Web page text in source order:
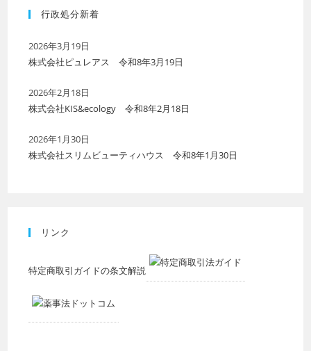
行政処分新着
2026年3月19日
株式会社ピュレアス 令和8年3月19日
2026年2月18日
株式会社KIS&ecology 令和8年2月18日
2026年1月30日
株式会社スリムビューティハウス 令和8年1月30日
リンク
特定商取引ガイドの条文解説